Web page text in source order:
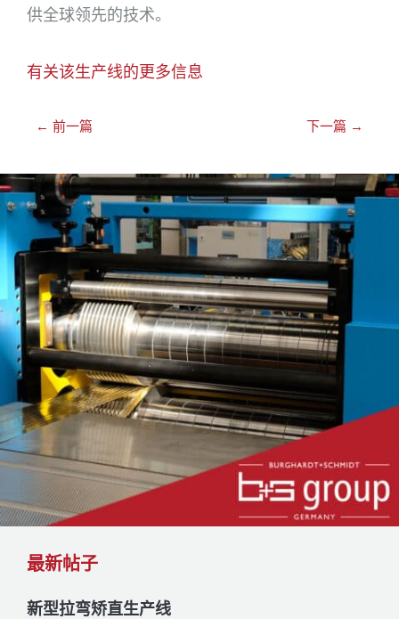
供全球领先的技术。
有关该生产线的更多信息
← 前一篇 下一篇 →
最新帖子
新型拉弯矫直生产线